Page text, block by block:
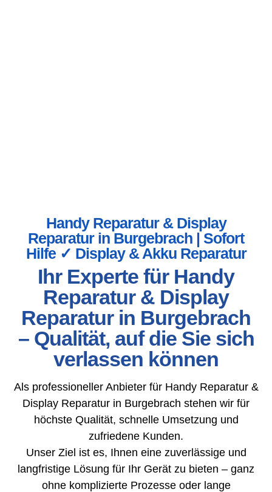
Handy Reparatur & Display
Reparatur in Burgebrach | Sofort
Hilfe ✓ Display & Akku Reparatur
Ihr Experte für Handy
Reparatur & Display
Reparatur in Burgebrach
– Qualität, auf die Sie sich
verlassen können
Als professioneller Anbieter für Handy Reparatur &
Display Reparatur in Burgebrach stehen wir für
höchste Qualität, schnelle Umsetzung und
zufriedene Kunden.
Unser Ziel ist es, Ihnen eine zuverlässige und
langfristige Lösung für Ihr Gerät zu bieten – ganz
ohne komplizierte Prozesse oder lange